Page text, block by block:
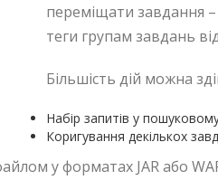
переміщати завдання –
теги групам завдань
Більшість дій можна
Набір запитів у
Коригування декількох
у форматах JAR або